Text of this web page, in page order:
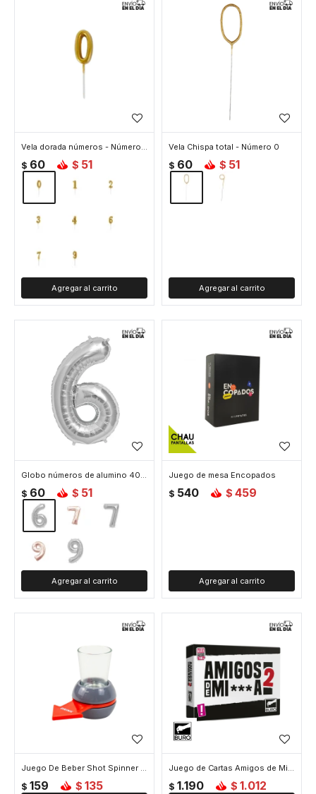
Vela dorada números - Número 0
$ 60 $ 51
Vela Chispa total - Número 0
$ 60 $ 51
Globo números de alumino 40 cm - 6 Plata
$ 60 $ 51
Juego de mesa Encopados
$ 540 $ 459
Juego De Beber Shot Spinner Con Flecha
$ 159 $ 135
Juego de Cartas Amigos de Mi3rda 2 ADM2
$ 1.190 $ 1.012